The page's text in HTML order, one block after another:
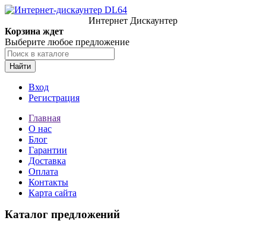
Интернет Дискаунтер
Корзина ждет
Выберите любое предложение
Найти
Вход
Регистрация
Главная
О нас
Блог
Гарантии
Доставка
Оплата
Контакты
Карта сайта
Каталог предложений